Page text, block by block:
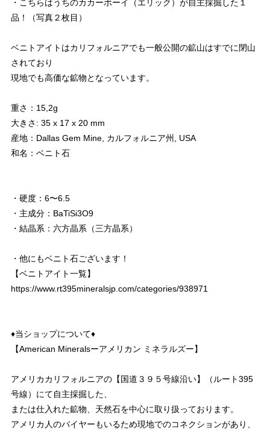
・こちらはうちのカカーボーイ（エリック）が自主採掘した１
品！（写真２枚目）
ベニトアイトはカリフォルニアでも一般公開の鉱山はすでに閉山
されており
現地でも高価な鉱物となっています。
重さ：15,2g
大きさ: 35 x 17 x 20 mm
産地：Dallas Gem Mine, カルフォルニア州, USA
和名：ベニト石
・硬度：6〜6.5
・主成分：BaTiSi3O9
・結晶系：六方晶系（三方晶系）
・他にもベニト石ございます！
【ベニトアイト一覧】
https://www.rt395mineralsjp.com/categories/938971
♦︎当ショップについて♦︎
【American Mineralsーアメリカン ミネラルズー】
アメリカカリフォルニアの【国道３９５号線沿い】（ルート395
号線）にて自主採掘した、
または仕入れた鉱物、天然石を中心に取り扱っております。
アメリカ人のバイヤーもいるため現地でのコネクションがあり、